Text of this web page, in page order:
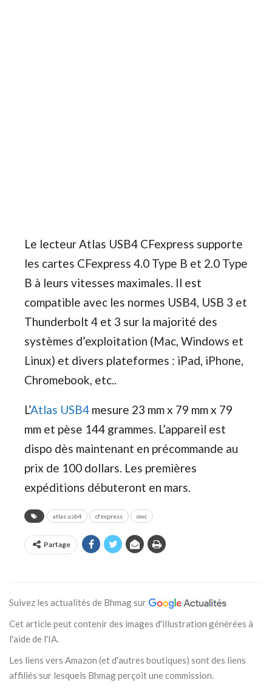
Le lecteur Atlas USB4 CFexpress supporte
les cartes CFexpress 4.0 Type B et 2.0 Type
B à leurs vitesses maximales. Il est
compatible avec les normes USB4, USB 3 et
Thunderbolt 4 et 3 sur la majorité des
systèmes d’exploitation (Mac, Windows et
Linux) et divers plateformes : iPad, iPhone,
Chromebook, etc..
L’Atlas USB4 mesure 23 mm x 79 mm x 79
mm et pèse 144 grammes. L’appareil est
dispo dès maintenant en précommande au
prix de 100 dollars. Les premières
expéditions débuteront en mars.
atlas usb4 cfexpress owc
Partage
Suivez les actualités de Bhmag sur
Cet article peut contenir des images d'illustration générées à
l'aide de l'IA.
Les liens vers Amazon (et d'autres boutiques) sont des liens
affiliés sur lesquels Bhmag perçoit une commission.